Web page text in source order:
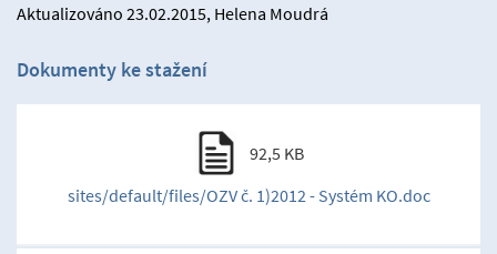
Aktualizováno 23.02.2015, Helena Moudrá
Dokumenty ke stažení
92,5 KB
sites/default/files/OZV č. 1)2012 - Systém KO.doc